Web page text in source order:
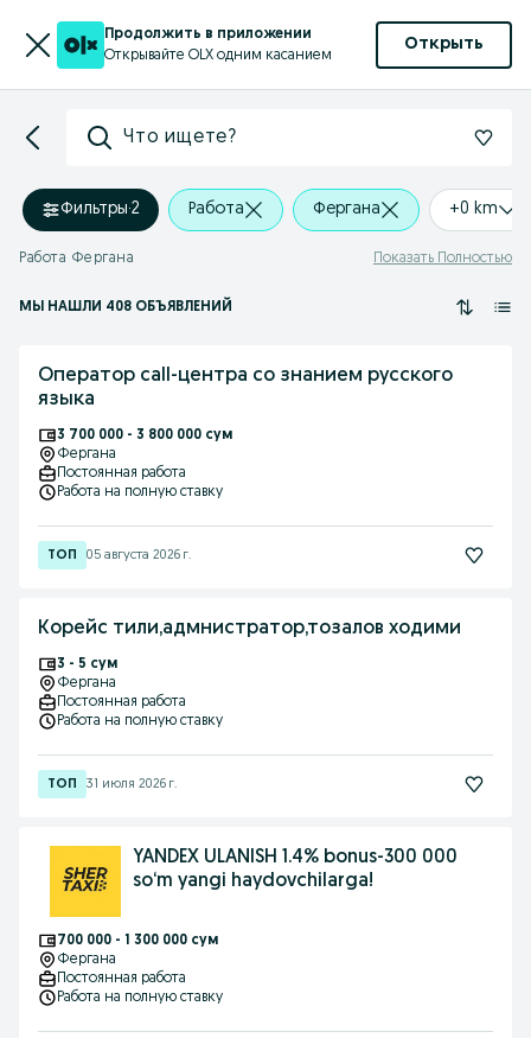
Продолжить в приложении
Открывайте OLX одним касанием
Открыть
Что ищете?
Фильтры·2 Работа Фергана +0 km
Работа Фергана Показать Полностью
МЫ НАШЛИ 408 ОБЪЯВЛЕНИЙ
Оператор call-центра со знанием русского
языка
3 700 000 - 3 800 000 сум
Фергана
Постоянная работа
Работа на полную ставку
05 августа 2026 г.
Корейс тили,адмнистратор,тозалов ходими
3 - 5 сум
Фергана
Постоянная работа
Работа на полную ставку
31 июля 2026 г.
YANDEX ULANISH 1.4% bonus-300 000
so‘m yangi haydovchilarga!
700 000 - 1 300 000 сум
Фергана
Постоянная работа
Работа на полную ставку